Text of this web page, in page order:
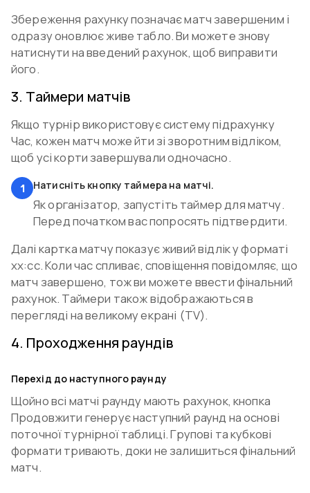
Збереження рахунку позначає матч завершеним і
одразу оновлює живе табло. Ви можете знову
натиснути на введений рахунок, щоб виправити
його.
3. Таймери матчів
Якщо турнір використовує систему підрахунку
Час, кожен матч може йти зі зворотним відліком,
щоб усі корти завершували одночасно.
1 Натисніть кнопку таймера на матчі.
Як організатор, запустіть таймер для матчу.
Перед початком вас попросять підтвердити.
Далі картка матчу показує живий відлік у форматі
хх:сс. Коли час спливає, сповіщення повідомляє, що
матч завершено, тож ви можете ввести фінальний
рахунок. Таймери також відображаються в
перегляді на великому екрані (TV).
4. Проходження раундів
Перехід до наступного раунду
Щойно всі матчі раунду мають рахунок, кнопка
Продовжити генерує наступний раунд на основі
поточної турнірної таблиці. Групові та кубкові
формати тривають, доки не залишиться фінальний
матч.